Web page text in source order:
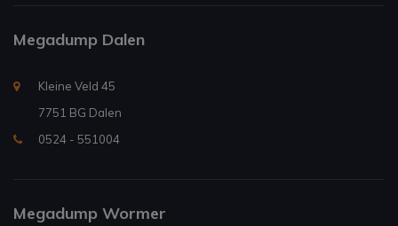
Megadump Dalen
Kleine Veld 45
7751 BG Dalen
0524 - 551004
Megadump Wormer